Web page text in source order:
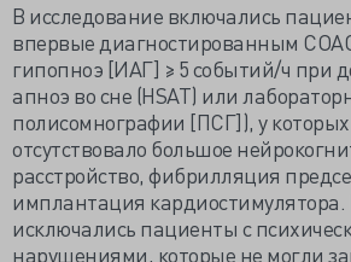
В исследование включались
впервые диагностированным
гипопноэ [ИАГ] ≥ 5 событий/ч при
апноэ во сне (HSAT) или
полисомнографии [ПСГ]), у
отсутствовало большое
расстройство, фибрилляция
имплантация кардиостимулятора.
исключались пациенты с
нарушениями, которые не могли